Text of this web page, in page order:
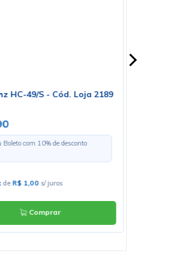
HC-49/S - Cód. Loja 2189
Boleto com 10% de desconto
de R$ 1,00 s/ juros
Comprar